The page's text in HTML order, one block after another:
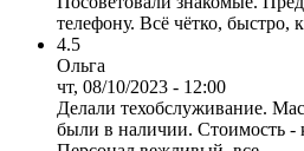
телефону. Всё чётко, быстро,
4.5
Ольга
чт, 08/10/2023 - 12:00
Делали техобслуживание.
были в наличии. Стоимость -